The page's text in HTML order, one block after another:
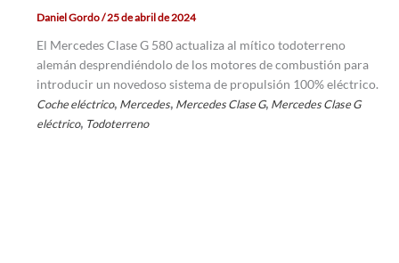
Daniel Gordo/25 de abril de 2024
El Mercedes Clase G 580 actualiza al mítico todoterreno
alemán desprendiéndolo de los motores de combustión para
introducir un novedoso sistema de propulsión 100% eléctrico.
Coche eléctrico, Mercedes, Mercedes Clase G, Mercedes Clase G
eléctrico, Todoterreno